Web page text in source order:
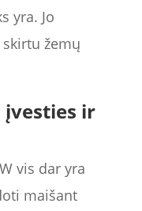
yra. Jo
žemų
ir
vis dar yra
maišant